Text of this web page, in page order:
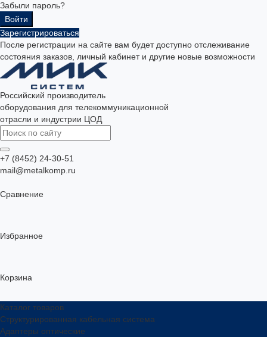
Забыли пароль?
Зарегистрироваться
После регистрации на сайте вам будет доступно отслеживание
состояния заказов, личный кабинет и другие новые возможности
Российский производитель
оборудования для телекоммуникационной
отрасли и индустрии ЦОД
+7 (8452) 24-30-51
mail@metalkomp.ru
Сравнение
Избранное
Корзина
Каталог товаров
Структурированная кабельная система
Адаптеры оптические